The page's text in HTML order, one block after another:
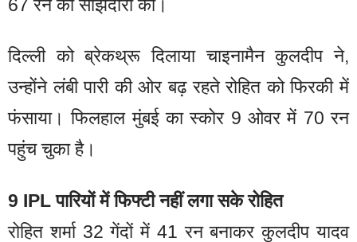
67 रन की साझेदारी की।
दिल्ली को ब्रेकथ्रू दिलाया चाइनामैन कुलदीप ने,
उन्होंने लंबी पारी की ओर बढ़ रहते रोहित को फिरकी में
फंसाया। फिलहाल मुंबई का स्कोर 9 ओवर में 70 रन
पहुंच चुका है।
9 IPL पारियों में फिफ्टी नहीं लगा सके रोहित
रोहित शर्मा 32 गेंदों में 41 रन बनाकर कुलदीप यादव